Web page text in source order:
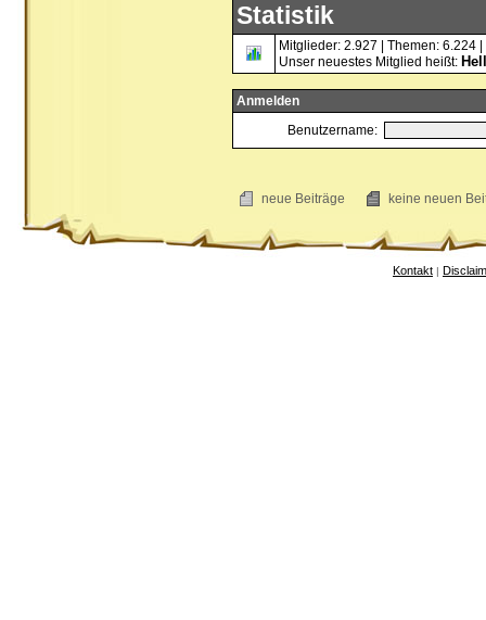
Statistik
Mitglieder: 2.927 | Themen: 6.224
Unser neuestes Mitglied heißt:
Anmelden
Benutzername:
neue Beiträge keine neuen
Kontakt |